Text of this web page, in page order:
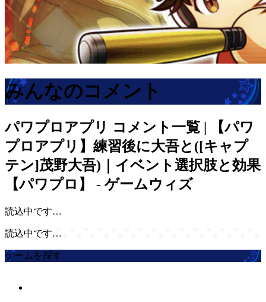
みんなのコメント
パワプロアプリ コメント一覧 | 【パワ
プロアプリ】練習後に大吾と([キャプ
テン]茂野大吾)｜イベント選択肢と効果
【パワプロ】 - ゲームウィズ
読込中です…
読込中です…
ゲームを探す